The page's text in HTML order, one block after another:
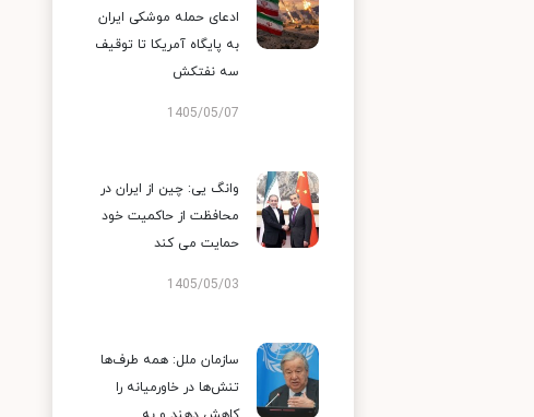
ادعای حمله موشکی ایران
به پایگاه آمریکا تا توقیف
سه نفتکش
1405/05/07
وانگ یی: چین از ایران در
محافظت از حاکمیت خود
حمایت می کند
1405/05/03
سازمان ملل: همه طرف‌ها
تنش‌ها در خاورمیانه را